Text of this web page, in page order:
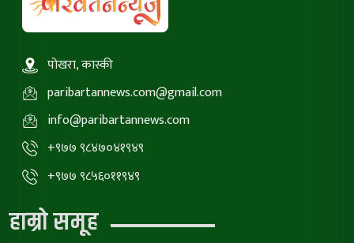
पोखरा, कास्की
paribartannews.com@gmail.com
info@paribartannews.com
+९७७ ९८४७०४१९४९
+९७७ ९८५६०११९४९
हाम्रो समूह